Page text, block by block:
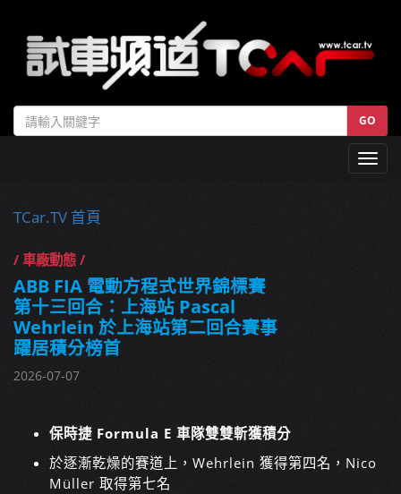
GO
TCar.TV 首頁
/ 車廠動態 /
ABB FIA 電動方程式世界錦標賽
第十三回合：上海站 Pascal
Wehrlein 於上海站第二回合賽事
躍居積分榜首
2026-07-07
保時捷 Formula E 車隊雙雙斬獲積分
於逐漸乾燥的賽道上，Wehrlein 獲得第四名，Nico
Müller 取得第七名